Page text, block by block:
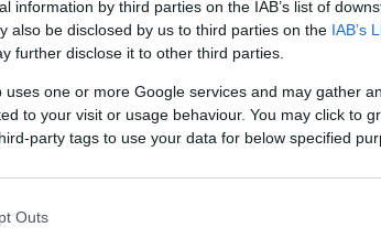
information by third parties on the IAB’s list of
also be disclosed by us to third parties on the IAB’s
further disclose it to other third parties.
uses one or more Google services and may gather
to your visit or usage behaviour. You may click to
party tags to use your data for below specified
Outs
13/07/2026 - 11:20
ΔΕΘ – Συντάξεις:
έξτρα όφελος